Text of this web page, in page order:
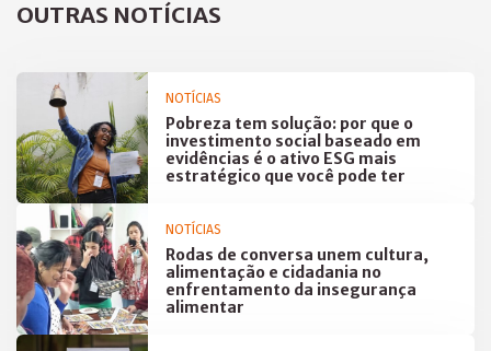
OUTRAS NOTÍCIAS
NOTÍCIAS
Pobreza tem solução: por que o
investimento social baseado em
evidências é o ativo ESG mais
estratégico que você pode ter
NOTÍCIAS
Rodas de conversa unem cultura,
alimentação e cidadania no
enfrentamento da insegurança
alimentar